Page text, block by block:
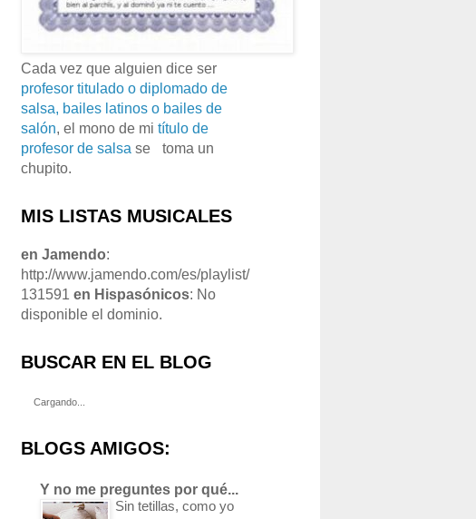
Cada vez que alguien dice ser
profesor titulado o diplomado de
salsa, bailes latinos o bailes de
salón, el mono de mi título de
profesor de salsa se
toma un
chupito.
MIS LISTAS MUSICALES
en Jamendo:
http://www.jamendo.com/es/playlist/
131591 en Hispasónicos: No
disponible el dominio.
BUSCAR EN EL BLOG
Cargando...
BLOGS AMIGOS:
Y no me preguntes por qué...
Sin tetillas, como yo